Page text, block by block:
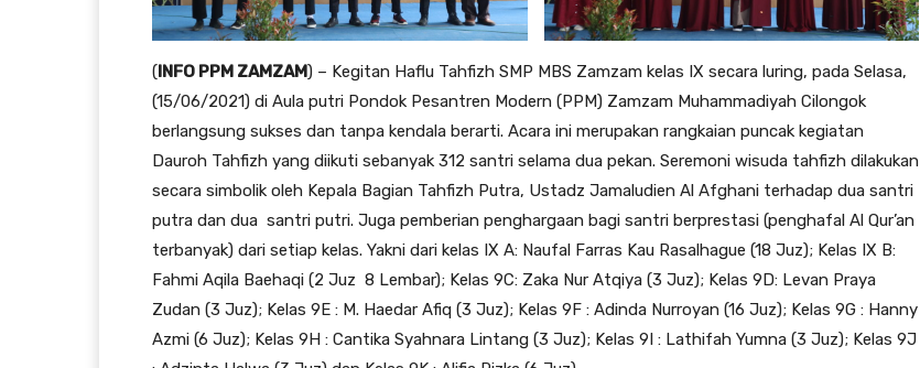
(INFO PPM ZAMZAM) – Kegitan Haflu Tahfizh SMP MBS Zamzam kelas IX secara luring, pada Selasa,
(15/06/2021) di Aula putri Pondok Pesantren Modern (PPM) Zamzam Muhammadiyah Cilongok
berlangsung sukses dan tanpa kendala berarti. Acara ini merupakan rangkaian puncak kegiatan
Dauroh Tahfizh yang diikuti sebanyak 312 santri selama dua pekan. Seremoni wisuda tahfizh dilakukan
secara simbolik oleh Kepala Bagian Tahfizh Putra, Ustadz Jamaludien Al Afghani terhadap dua santri
putra dan dua santri putri. Juga pemberian penghargaan bagi santri berprestasi (penghafal Al Qur’an
terbanyak) dari setiap kelas. Yakni dari kelas IX A: Naufal Farras Kau Rasalhague (18 Juz); Kelas IX B:
Fahmi Aqila Baehaqi (2 Juz 8 Lembar); Kelas 9C: Zaka Nur Atqiya (3 Juz); Kelas 9D: Levan Praya
Zudan (3 Juz); Kelas 9E : M. Haedar Afiq (3 Juz); Kelas 9F : Adinda Nurroyan (16 Juz); Kelas 9G : Hanny
Azmi (6 Juz); Kelas 9H : Cantika Syahnara Lintang (3 Juz); Kelas 9I : Lathifah Yumna (3 Juz); Kelas 9J